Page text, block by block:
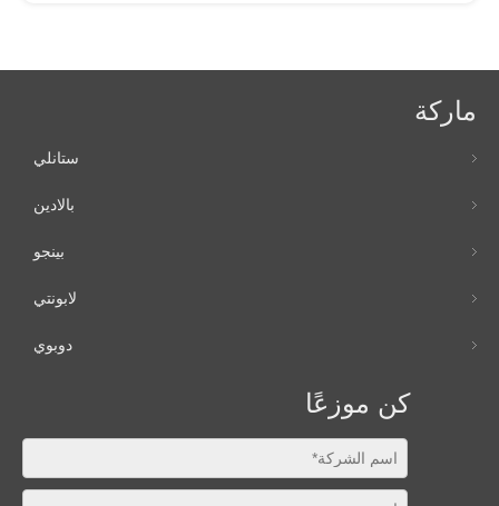
ماركة
ستانلي
بالادين
بينجو
لابونتي
دوبوي
كن موزعًا